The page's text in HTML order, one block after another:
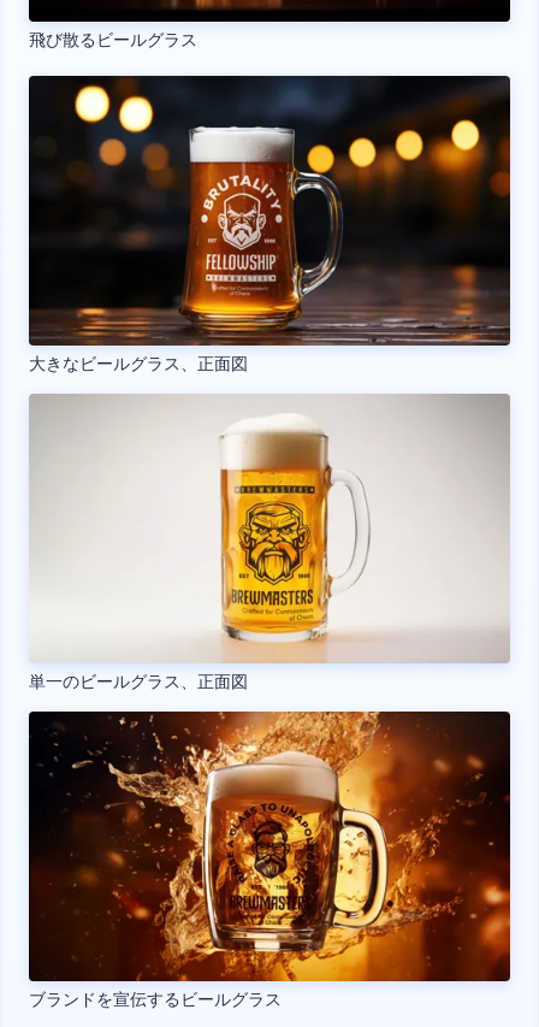
飛び散るビールグラス
大きなビールグラス、正面図
単一のビールグラス、正面図
ブランドを宣伝するビールグラス